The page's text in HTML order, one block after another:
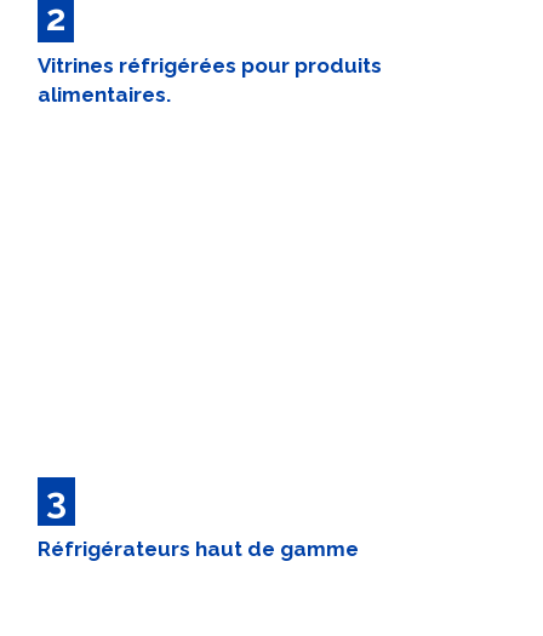
2
Vitrines réfrigérées pour produits
alimentaires.
3
Réfrigérateurs haut de gamme